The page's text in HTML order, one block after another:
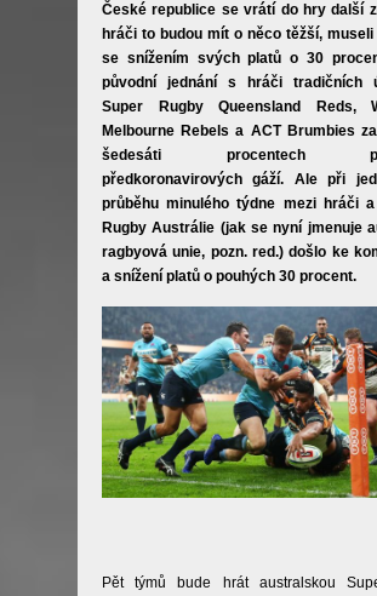
České republice se vrátí do hry další
hráči to budou mít o něco těžší,
se snížením svých platů o 30
původní jednání s hráči tradičních
Super Rugby Queensland Reds,
Melbourne Rebels a ACT Brumbies
šedesáti procentech
předkoronavirových gáží. Ale při
průběhu minulého týdne mezi hráči a
Rugby Austrálie (jak se nyní jmenuje
ragbyová unie, pozn. red.) došlo ke
a snížení platů o pouhých 30 procent.
Pět týmů bude hrát australskou